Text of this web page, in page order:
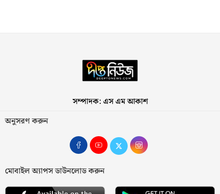
সম্পাদক: এস এম আকাশ
অনুসরণ করুন
মোবাইল অ্যাপস ডাউনলোড করুন